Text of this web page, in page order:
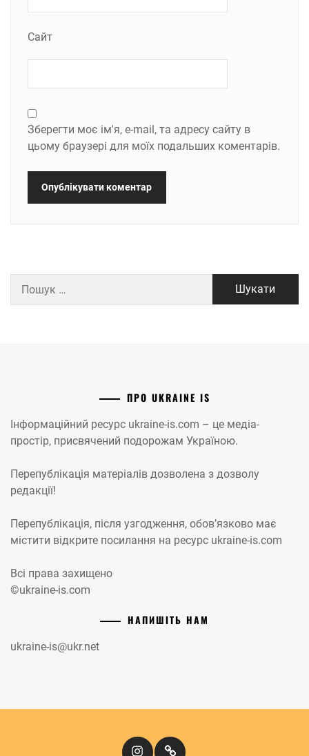
Сайт
Зберегти моє ім'я, e-mail, та адресу сайту в
цьому браузері для моїх подальших коментарів.
ПРО UKRAINE IS
Інформаційний ресурс ukraine-is.com – це медіа-
простір, присвячений подорожам Україною.
Перепублікація матеріалів дозволена з дозволу
редакції!
Перепублікація, після узгодження, обов’язково має
містити відкрите посилання на ресурс ukraine-is.com
Всі права захищено
©ukraine-is.com
НАПИШІТЬ НАМ
ukraine-is@ukr.net
InstagramКіномандри